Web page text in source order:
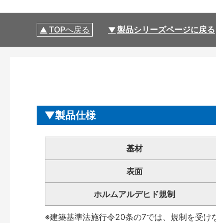
TOPへ戻る 製品シリーズページに戻る
製品仕様
基材
表面
ホルムアルデヒド規制
※建築基準法施行令20条の7では、規制を受